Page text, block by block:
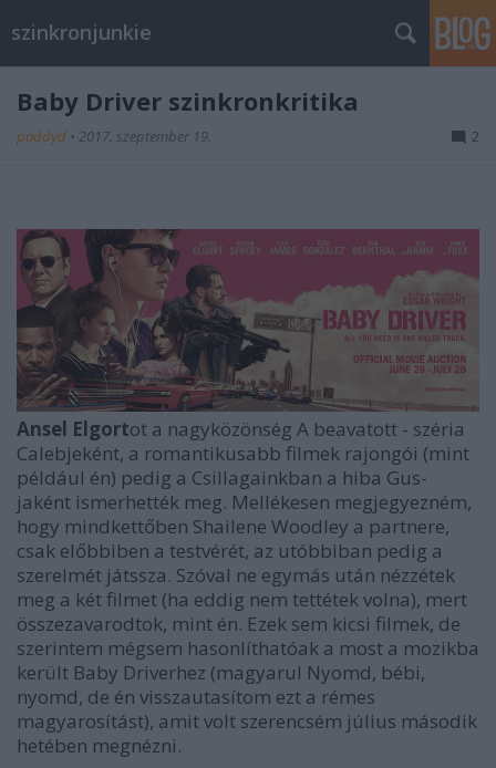
szinkronjunkie
Baby Driver szinkronkritika
paddyd • 2017. szeptember 19. 2
Ansel Elgortot a nagyközönség A beavatott - széria
Calebjeként, a romantikusabb filmek rajongói (mint
például én) pedig a Csillagainkban a hiba Gus-
jaként ismerhették meg. Mellékesen megjegyezném,
hogy mindkettőben Shailene Woodley a partnere,
csak előbbiben a testvérét, az utóbbiban pedig a
szerelmét játssza. Szóval ne egymás után nézzétek
meg a két filmet (ha eddig nem tettétek volna), mert
összezavarodtok, mint én. Ezek sem kicsi filmek, de
szerintem mégsem hasonlíthatóak a most a mozikba
került Baby Driverhez (magyarul Nyomd, bébi,
nyomd, de én visszautasítom ezt a rémes
magyarosítást), amit volt szerencsém július második
hetében megnézni.